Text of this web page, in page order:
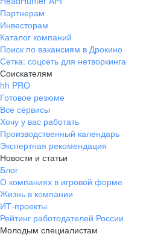
Партнерам
Инвесторам
Каталог компаний
Поиск по вакансиям в Дрокино
Сетка: соцсеть для нетворкинга
Соискателям
hh PRO
Готовое резюме
Все сервисы
Хочу у вас работать
Производственный календарь
Экспертная рекомендация
Новости и статьи
Блог
О компаниях в игровой форме
Жизнь в компании
ИТ-проекты
Рейтинг работодателей России
Молодым специалистам